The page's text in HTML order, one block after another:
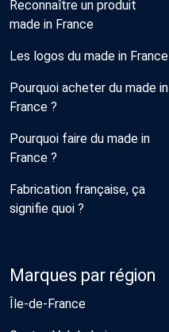
Reconnaître un produit
made in France
Les logos du made in France
Pourquoi acheter du made in
France ?
Pourquoi faire du made in
France ?
Fabrication française, ça
signifie quoi ?
Marques par région
Île-de-France